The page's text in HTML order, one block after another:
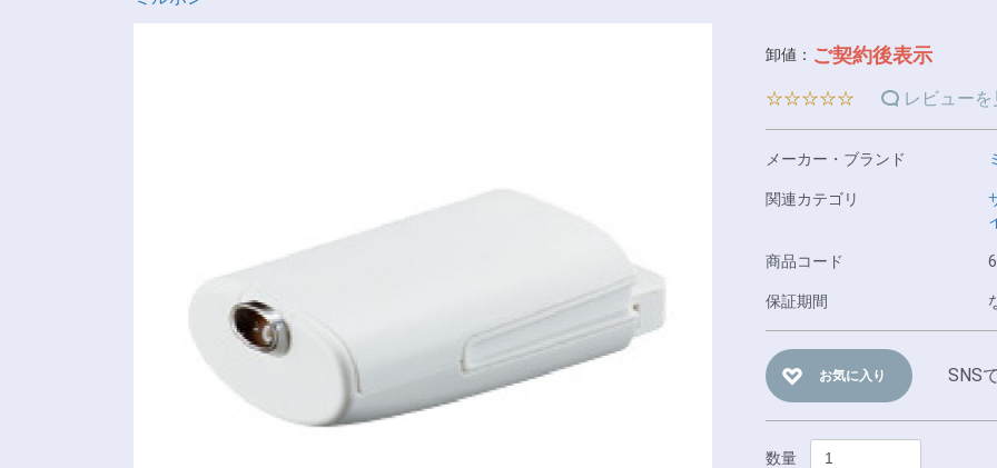
卸値： ご契約後表示
☆☆☆☆☆ レビュー
メーカー・ブランド
関連カテゴリ
商品コード
保証期間
お気に入り SNS
数量